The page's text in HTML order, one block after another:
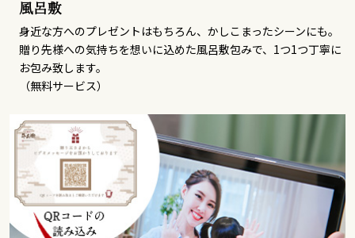
風呂敷
身近な方へのプレゼントはもちろん、かしこまったシーンにも。
贈り先様への気持ちを想いに込めた風呂敷包みで、1つ1つ丁寧に
お包み致します。
（無料サービス）